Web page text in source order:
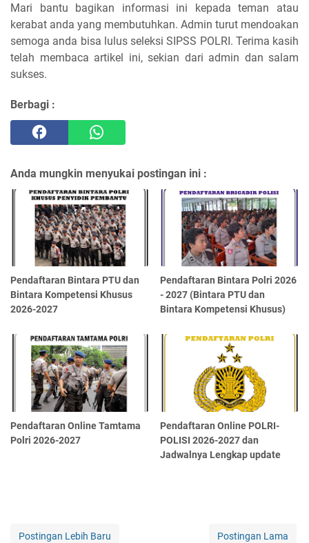
Mari bantu bagikan informasi ini kepada teman atau
kerabat anda yang membutuhkan. Admin turut mendoakan
semoga anda bisa lulus seleksi SIPSS POLRI. Terima kasih
telah membaca artikel ini, sekian dari admin dan salam
sukses.
Berbagi :
Anda mungkin menyukai postingan ini :
Pendaftaran Bintara PTU dan
Bintara Kompetensi Khusus
2026-2027
Pendaftaran Bintara Polri 2026
- 2027 (Bintara PTU dan
Bintara Kompetensi Khusus)
Pendaftaran Online Tamtama
Polri 2026-2027
Pendaftaran Online POLRI-
POLISI 2026-2027 dan
Jadwalnya Lengkap update
Postingan Lebih Baru Postingan Lama